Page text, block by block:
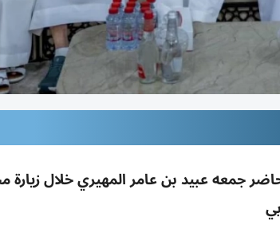
جمعه عبيد بن عامر المهيري خلال